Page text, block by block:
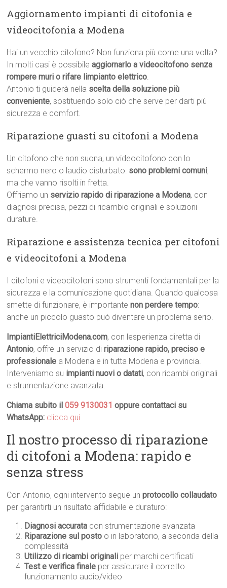
Aggiornamento impianti di citofonia e
videocitofonia a Modena
Hai un vecchio citofono? Non funziona più come una volta?
In molti casi è possibileaggiornarlo a videocitofono senza
rompere muri o rifare limpianto elettrico.
Antonio ti guiderà nella scelta della soluzione più
conveniente, sostituendo solo ciò che serve per darti più
sicurezza e comfort.
Riparazione guasti su citofoni a Modena
Un citofono che non suona, un videocitofono con lo
schermo nero o laudio disturbato: sono problemi comuni,
ma che vanno risolti in fretta.
Offriamo un servizio rapido di riparazione a Modena, con
diagnosi precisa, pezzi di ricambio originali e soluzioni
durature.
Riparazione e assistenza tecnica per citofoni
e videocitofoni a Modena
I citofoni e videocitofoni sono strumenti fondamentali per la
sicurezza e la comunicazione quotidiana. Quando qualcosa
smette di funzionare, è importantenon perdere tempo:
anche un piccolo guasto può diventare un problema serio.
ImpiantiElettriciModena.com, con lesperienza diretta di
Antonio, offre un servizio diriparazione rapido, preciso e
professionale a Modena e in tutta Modena e provincia.
Interveniamo su impianti nuovi o datati, con ricambi originali
e strumentazione avanzata.
Chiama subito il059 9130031 oppure contattaci su
WhatsApp: clicca qui
Il nostro processo di riparazione
di citofoni a Modena: rapido e
senza stress
Con Antonio, ogni intervento segue unprotocollo collaudato
per garantirti un risultato affidabile e duraturo:
Diagnosi accurata con strumentazione avanzata
Riparazione sul posto o in laboratorio, a seconda della
complessità
Utilizzo di ricambi originali per marchi certificati
Test e verifica finale per assicurare il corretto
funzionamento audio/video